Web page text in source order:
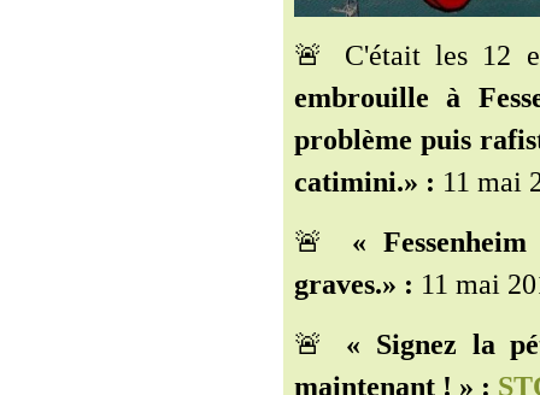
🚨 C'était les 12
embrouille à
problème puis
catimini.» : 11 mai
🚨 «
graves.» : 11 mai
🚨 « Signez la
maintenant ! » :